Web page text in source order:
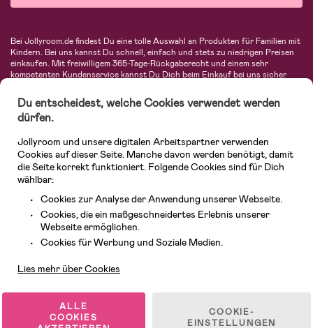
Bei Jollyroom.de findest Du eine tolle Auswahl an Produkten für Familien mit
Kindern. Bei uns kannst Du schnell, einfach und stets zu niedrigen Preisen
einkaufen. Mit freiwilligem 365-Tage-Rückgaberecht und einem sehr
kompetenten Kundenservice kannst Du Dich beim Einkauf bei uns sicher
Autositze, Kinder- und Babymode, Produkte für Mütter und eine Menge
fantastischer Einrichtungsgegenstände, Spielsachen, Babyprodukte und
vieles mehr. Wir haben Produkte von bekannten Herstellern wie Britax, Maxi-
Avent, Jack Wolfskin, Cybex, LEGO und vielen mehr. Schau Dich um in
unserer vielfältigen Online-Boutique für Kinder & Babys. Willkommen!
© 2026 Jollyroom GmbH. Alle Rechte vorbehalten.
Du entscheidest, welche Cookies verwendet werden
dürfen.
Jollyroom und unsere digitalen Arbeitspartner verwenden
Cookies auf dieser Seite. Manche davon werden benötigt, damit
die Seite korrekt funktioniert. Folgende Cookies sind für Dich
wählbar:
Cookies zur Analyse der Anwendung unserer Webseite.
Cookies, die ein maßgeschneidertes Erlebnis unserer
Webseite ermöglichen.
Cookies für Werbung und Soziale Medien.
Lies mehr über Cookies
ALLE
COOKIES
COOKIE-
EINSTELLUNGEN